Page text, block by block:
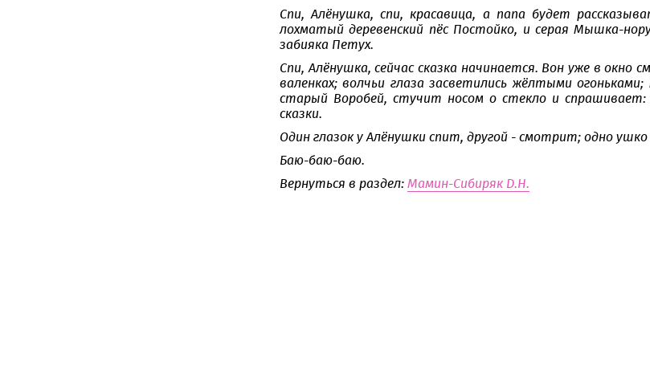
Спи, Алёнушка, спи, красавица, а папа будет
лохматый деревенский пёс Постойко, и серая Мышка-
забияка Петух.
Спи, Алёнушка, сейчас сказка начинается. Вон уже в окно
валенках; волчьи глаза засветились жёлтыми
старый Воробей, стучит носом о стекло и
сказки.
Один глазок у Алёнушки спит, другой - смотрит; одно
Баю-баю-баю.
Вернуться в раздел: Мамин-Сибиряк Д.Н.